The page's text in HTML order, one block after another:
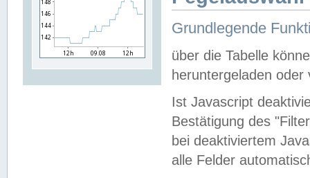
Grundlegende
über die Tabelle
heruntergeladen oder
Ist Javascript
Bestätigung des
bei deaktiviertem
alle Felder